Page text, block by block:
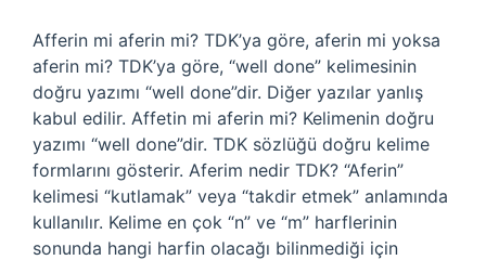
Afferin mi aferin mi? TDK’ya göre, aferin mi yoksa
aferin mi? TDK’ya göre, “well done” kelimesinin
doğru yazımı “well done”dir. Diğer yazılar yanlış
kabul edilir. Affetin mi aferin mi? Kelimenin doğru
yazımı “well done”dir. TDK sözlüğü doğru kelime
formlarını gösterir. Aferim nedir TDK? “Aferin”
kelimesi “kutlamak” veya “takdir etmek” anlamında
kullanılır. Kelime en çok “n” ve “m” harflerinin
sonunda hangi harfin olacağı bilinmediği için